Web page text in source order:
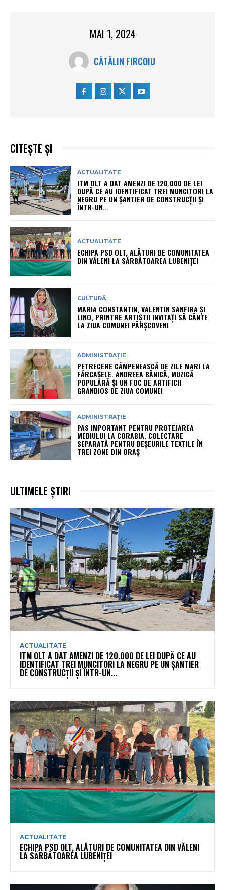
MAI 1, 2024
CĂTĂLIN FIRCOIU
CITEȘTE ȘI
ACTUALITATE
ITM OLT A DAT AMENZI DE 120.000 DE LEI
DUPĂ CE AU IDENTIFICAT TREI MUNCITORI LA
NEGRU PE UN ȘANTIER DE CONSTRUCȚII ȘI
ÎNTR-UN...
ACTUALITATE
ECHIPA PSD OLT, ALĂTURI DE COMUNITATEA
DIN VĂLENI LA SĂRBĂTOAREA LUBENIȚEI
CULTURĂ
MARIA CONSTANTIN, VALENTIN SANFIRA ȘI
LINO, PRINTRE ARTIȘTII INVITAȚI SĂ CÂNTE
LA ZIUA COMUNEI PÂRȘCOVENI
ADMINISTRAȚIE
PETRECERE CÂMPENEASCĂ DE ZILE MARI LA
FĂRCAȘELE. ANDREEA BĂNICĂ, MUZICĂ
POPULARĂ ȘI UN FOC DE ARTIFICII
GRANDIOS DE ZIUA COMUNEI
ADMINISTRAȚIE
PAS IMPORTANT PENTRU PROTEJAREA
MEDIULUI LA CORABIA. COLECTARE
SEPARATĂ PENTRU DEȘEURILE TEXTILE ÎN
TREI ZONE DIN ORAȘ
ULTIMELE ȘTIRI
ACTUALITATE
ITM OLT A DAT AMENZI DE 120.000 DE LEI DUPĂ CE AU
IDENTIFICAT TREI MUNCITORI LA NEGRU PE UN ȘANTIER
DE CONSTRUCȚII ȘI ÎNTR-UN...
ACTUALITATE
ECHIPA PSD OLT, ALĂTURI DE COMUNITATEA DIN VĂLENI
LA SĂRBĂTOAREA LUBENIȚEI